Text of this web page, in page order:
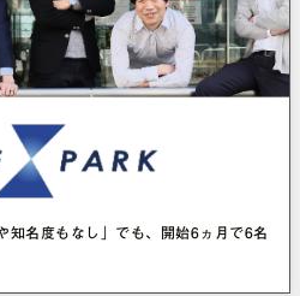
知名度もなし」でも、開始6ヵ月で6名